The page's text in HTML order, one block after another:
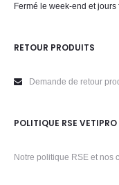
Fermé le week-end et jours
RETOUR PRODUITS
Demande de retour
POLITIQUE RSE VETIPRO
Notre politique RSE et nos